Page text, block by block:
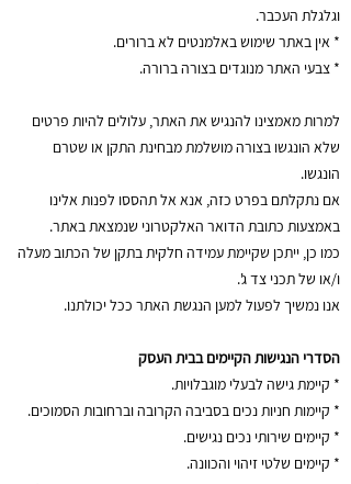
וגלגלת העכבר.
* אין באתר שימוש באלמנטים לא ברורים.
* צבעי האתר מנוגדים בצורה ברורה.
למרות מאמצינו להנגיש את האתר, עלולים להיות פרטים
שלא הונגשו בצורה מושלמת מבחינת התקן או שטרם
הונגשו.
אם נתקלתם בפרט כזה, אנא אל תהססו לפנות אלינו
באמצעות כתובת הדואר האלקטרוני שנמצאת באתר.
כמו כן, ייתכן שקיימת עמידה חלקית בתקן של הכתוב מעלה
ו/או של תכני צד ג'.
אנו נמשיך לפעול למען הנגשת האתר ככל יכולתנו.
הסדרי הנגישות הקיימים בבית העסק
* קיימת גישה לבעלי מוגבלויות.
* קיימות חניות נכים בסביבה הקרובה וברחובות הסמוכים.
* קיימים שירותי נכים נגישים.
* קיימים שלטי זיהוי והכוונה.